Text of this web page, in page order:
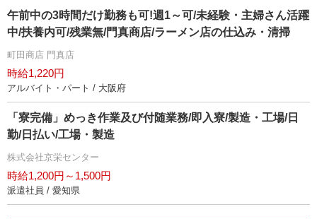
午前中の3時間だけ勤務も可!週1～可/未経験・主婦さん活躍
中/扶養内可/残業無/門真商店/ラーメン店の仕込み・清掃
町田商店 門真店
時給1,220円
アルバイト・パート / 大阪府
「寮完備」めっき作業及び付随業務/即入寮/製造・工場/日
勤/日払い/工場・製造
株式会社京栄センター
時給1,200円～1,500円
派遣社員 / 愛知県